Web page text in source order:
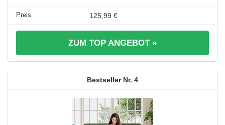
125,99 €
ZUM TOP ANGEBOT »
4